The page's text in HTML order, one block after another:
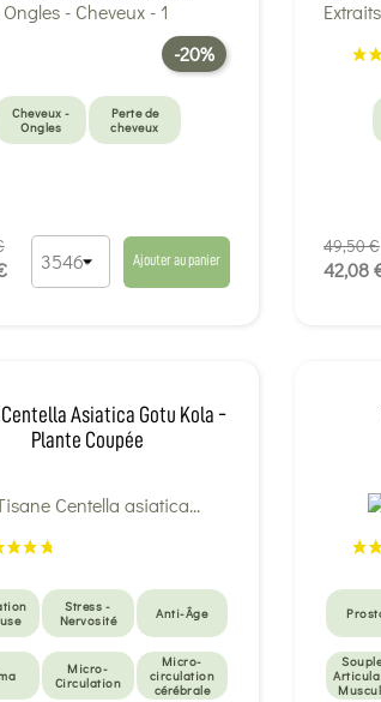
-20%
Cheveux -
Ongles
Perte de
cheveux
Ajouter au panier
49,50 €
42,08
Centella Asiatica Gotu Kola -
Plante Coupée
Stress -
Nervosité
Anti-Âge
Micro-
Circulation
Micro-
circulation
cérébrale